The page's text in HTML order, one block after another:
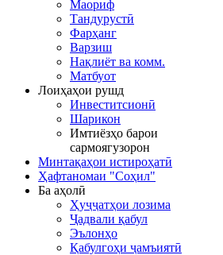
Маориф
Тандурустӣ
Фарҳанг
Варзиш
Нақлиёт ва комм.
Матбуот
Лоиҳаҳои рушд
Инвеститсионӣ
Шарикон
Имтиёзҳо барои
сармоягузорон
Минтақаҳои истироҳатӣ
Ҳафтаномаи "Соҳил"
Ба аҳолӣ
Ҳуҷҷатҳои лозима
Ҷадвали қабул
Эълонҳо
Қабулгоҳи ҷамъиятӣ